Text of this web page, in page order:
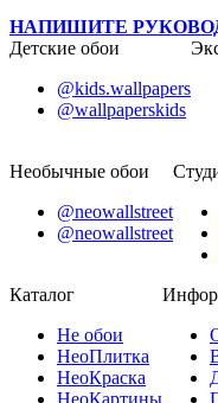
НАПИШИТЕ
Детские обои
@kids.wallpapers
@wallpaperskids
Необычные обои
@neowallstreet
@neowallstreet
Каталог
Не обои
НеоПлитка
НеоКраска